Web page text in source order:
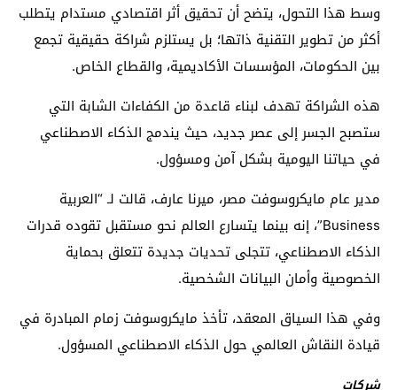
وسط هذا التحول، يتضح أن تحقيق أثر اقتصادي مستدام يتطلب
أكثر من تطوير التقنية ذاتها؛ بل يستلزم شراكة حقيقية تجمع
بين الحكومات، المؤسسات الأكاديمية، والقطاع الخاص.
هذه الشراكة تهدف لبناء قاعدة من الكفاءات الشابة التي
ستصبح الجسر إلى عصر جديد، حيث يندمج الذكاء الاصطناعي
في حياتنا اليومية بشكل آمن ومسؤول.
مدير عام مايكروسوفت مصر، ميرنا عارف، قالت لـ “العربية
Business”، إنه بينما يتسارع العالم نحو مستقبل تقوده قدرات
الذكاء الاصطناعي، تتجلى تحديات جديدة تتعلق بحماية
الخصوصية وأمان البيانات الشخصية.
وفي هذا السياق المعقد، تأخذ مايكروسوفت زمام المبادرة في
قيادة النقاش العالمي حول الذكاء الاصطناعي المسؤول.
شركات